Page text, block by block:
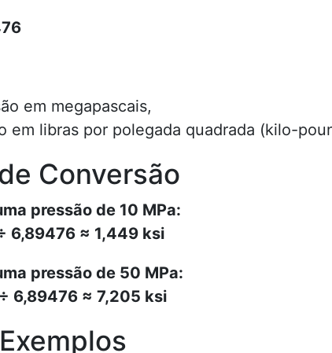
em megapascais,
em libras por polegada quadrada (kilo-
Conversão
pressão de 10 MPa:
6,89476 ≈ 1,449 ksi
pressão de 50 MPa:
6,89476 ≈ 7,205 ksi